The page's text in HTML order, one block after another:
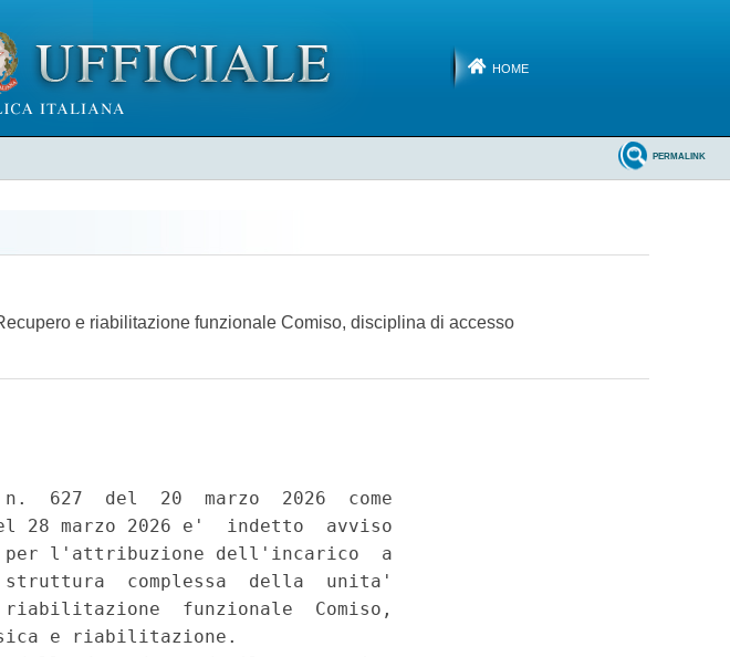
HOME
PERMALINK
e riabilitazione funzionale Comiso, disciplina di accesso